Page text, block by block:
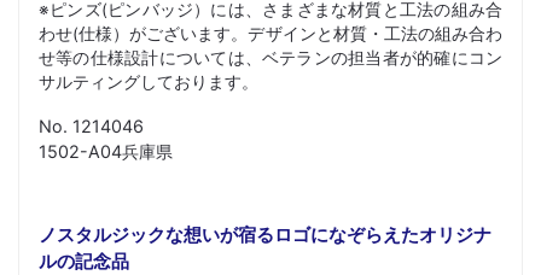
※ピンズ(ピンバッジ）には、さまざまな材質と工法の組み合
わせ(仕様）がございます。デザインと材質・工法の組み合わ
せ等の仕様設計については、ベテランの担当者が的確にコン
サルティングしております。
No. 1214046
1502-A04兵庫県
ノスタルジックな想いが宿るロゴになぞらえたオリジナ
ルの記念品